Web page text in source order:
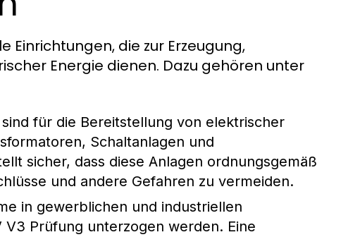
die zur Erzeugung,
Energie dienen. Dazu gehören unter
sind für die Bereitstellung von elektrischer
Schaltanlagen und
sicher, dass diese Anlagen ordnungsgemäß
und andere Gefahren zu vermeiden.
in gewerblichen und industriellen
Prüfung unterzogen werden. Eine